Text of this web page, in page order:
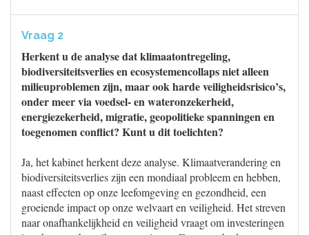
Vraag 2
Herkent u de analyse dat klimaatontregeling,
biodiversiteitsverlies en ecosystemencollaps niet alleen
milieuproblemen zijn, maar ook harde veiligheidsrisico’s,
onder meer via voedsel- en wateronzekerheid,
energiezekerheid, migratie, geopolitieke spanningen en
toegenomen conflict? Kunt u dit toelichten?
Ja, het kabinet herkent deze analyse. Klimaatverandering en
biodiversiteitsverlies zijn een mondiaal probleem en hebben,
naast effecten op onze leefomgeving en gezondheid, een
groeiende impact op onze welvaart en veiligheid. Het streven
naar onafhankelijkheid en veiligheid vraagt om investeringen